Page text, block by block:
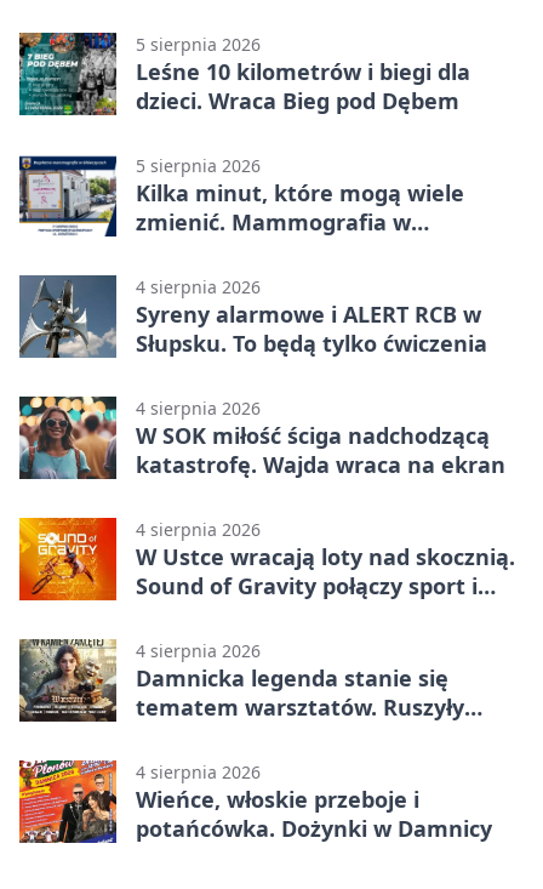
5 sierpnia 2026
Leśne 10 kilometrów i biegi dla
dzieci. Wraca Bieg pod Dębem
5 sierpnia 2026
Kilka minut, które mogą wiele
zmienić. Mammografia w
4 sierpnia 2026
Syreny alarmowe i ALERT RCB w
Słupsku. To będą tylko ćwiczenia
4 sierpnia 2026
W SOK miłość ściga nadchodzącą
katastrofę. Wajda wraca na ekran
4 sierpnia 2026
W Ustce wracają loty nad skocznią.
Sound of Gravity połączy sport i
4 sierpnia 2026
Damnicka legenda stanie się
tematem warsztatów. Ruszyły
4 sierpnia 2026
Wieńce, włoskie przeboje i
potańcówka. Dożynki w Damnicy